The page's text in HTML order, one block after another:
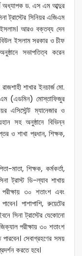
অধ্যাপক ড. এস এম আব্দুর
ট্রাস্টের সিনিয়র এজিএম
আরও বক্তব্য দেন
ইসলাম সরকার ও চীফ
সভাপতিত্ব করেন
শাখার ইনচার্জ মো.
(এডমিন) মোস্তাফিজুর
এসিস্টেন্ট ম্যানেজার ও
সহ অনুষ্ঠানে বিভিন্ন
ও শাখা প্রধান, শিক্ষক,
মাতা, শিক্ষক, কর্মকর্তা,
ট্রাস্ট ডি-ল্যাব শাখায়
৩০ শতাংশ এবং
পাশাপাশি, রুয়েটের
সিনা ট্রাস্টের যেকোনো
পরীক্ষায় ৩০ শতাংশ
সেবাগ্রহণের সময়
করতে হবে।